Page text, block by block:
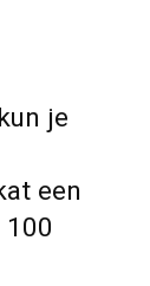
je
een